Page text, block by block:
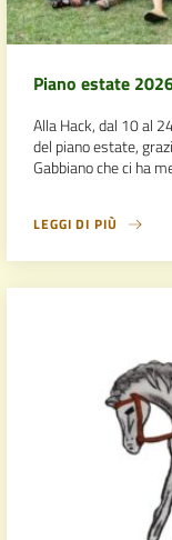
Piano estate
Alla Hack, dal 10 al
del piano estate,
Gabbiano che ci ha
LEGGI DI PIÙ